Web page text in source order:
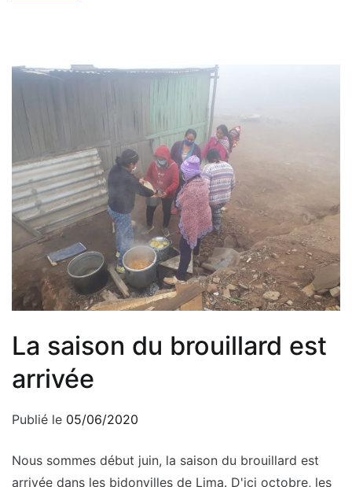
La saison du brouillard est
arrivée
Publié le 05/06/2020
Nous sommes début juin, la saison du brouillard est
arrivée dans les bidonvilles de Lima. D'ici octobre, les